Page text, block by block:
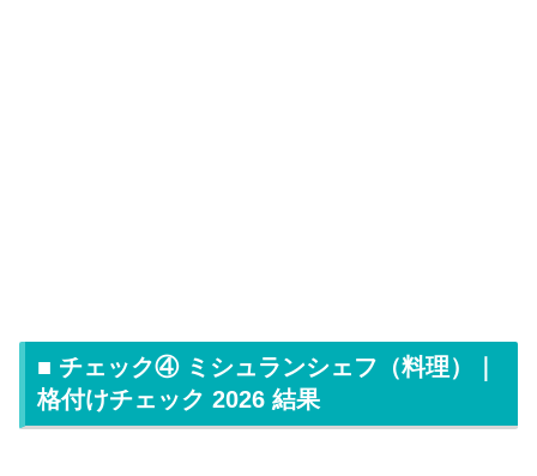
■ チェック④ ミシュランシェフ（料理）｜
格付けチェック 2026 結果